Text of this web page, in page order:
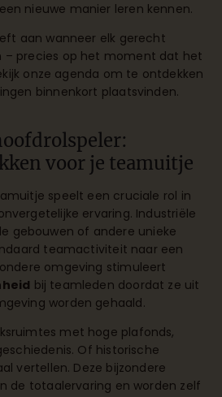
nieuwe manier leren kennen.
aan wanneer elk gerecht
– precies op het moment dat het
onze agenda om te ontdekken
binnenkort plaatsvinden.
voor je teamuitje
speelt een cruciale rol in
ervaring. Industriële
gebouwen of andere unieke
teamactiviteit naar een
omgeving stimuleert
bij teamleden doordat ze uit
worden gehaald.
met hoge plafonds,
Of historische
vertellen. Deze bijzondere
de totaalervaring en worden zelf